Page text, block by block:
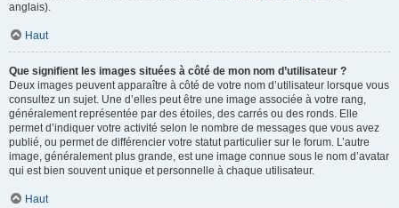
anglais).
Haut
Que signifient les images situées à côté de mon nom d’utilisateur ?
Deux images peuvent apparaître à côté de votre nom d’utilisateur lorsque vous
consultez un sujet. Une d’elles peut être une image associée à votre rang,
généralement représentée par des étoiles, des carrés ou des ronds. Elle
permet d’indiquer votre activité selon le nombre de messages que vous avez
publié, ou permet de différencier votre statut particulier sur le forum. L’autre
image, généralement plus grande, est une image connue sous le nom d’avatar
qui est bien souvent unique et personnelle à chaque utilisateur.
Haut